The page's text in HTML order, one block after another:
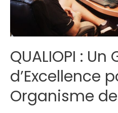
Groupe
QUALIOPI : Un
d’Excellence
Organisme